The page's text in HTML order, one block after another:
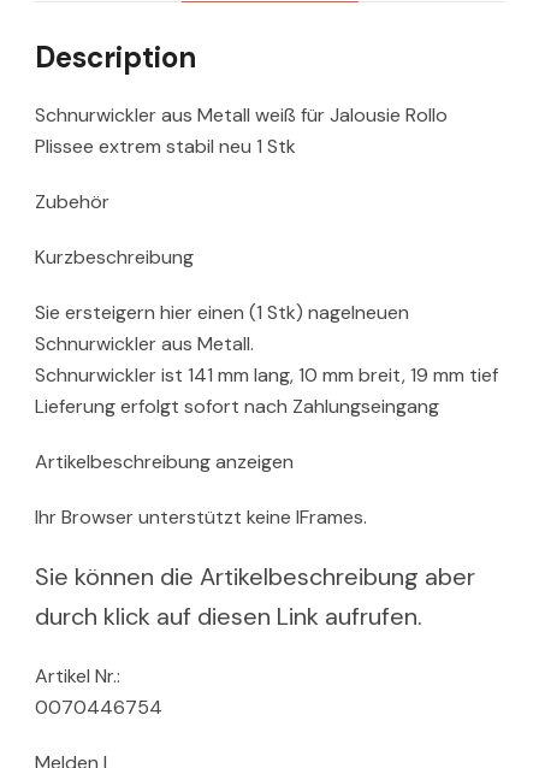
Description
Schnurwickler aus Metall weiß für Jalousie Rollo
Plissee extrem stabil neu 1 Stk
Zubehör
Kurzbeschreibung
Sie ersteigern hier einen (1 Stk) nagelneuen
Schnurwickler aus Metall.
Schnurwickler ist 141 mm lang, 10 mm breit, 19 mm tief
Lieferung erfolgt sofort nach Zahlungseingang
Artikelbeschreibung anzeigen
Ihr Browser unterstützt keine IFrames.
Sie können die Artikelbeschreibung aber
durch klick auf diesen Link aufrufen.
Artikel Nr.:
0070446754